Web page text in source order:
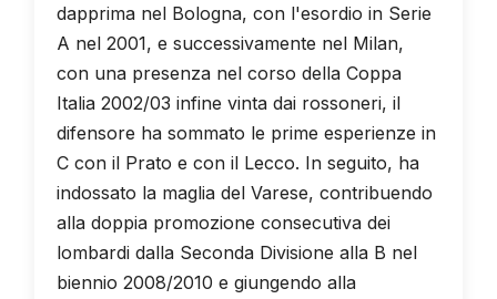
dapprima nel Bologna, con l'esordio in Serie
A nel 2001, e successivamente nel Milan,
con una presenza nel corso della Coppa
Italia 2002/03 infine vinta dai rossoneri, il
difensore ha sommato le prime esperienze in
C con il Prato e con il Lecco. In seguito, ha
indossato la maglia del Varese, contribuendo
alla doppia promozione consecutiva dei
lombardi dalla Seconda Divisione alla B nel
biennio 2008/2010 e giungendo alla